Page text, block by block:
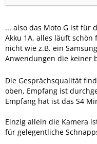
... also das Moto G ist für
Akku 1A, alles läuft
nicht wie z.B. ein
Anwendungen die keiner
Die Gesprächsqualität
oben, Empfang ist
Empfang hat ist das S4
Einzig allein die Kamera
für gelegentliche